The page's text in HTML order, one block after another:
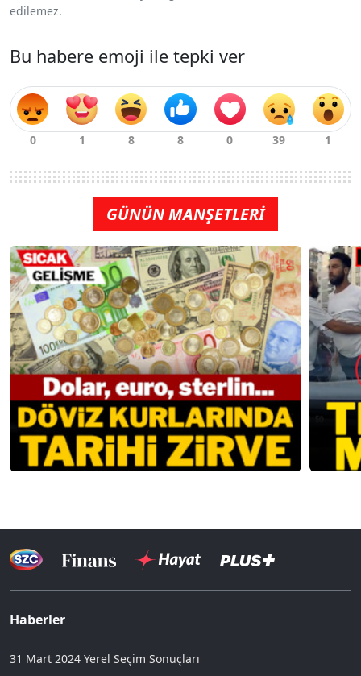
edilemez.
Bu habere emoji ile tepki ver
GÜNÜN MANŞETLERİ
Haberler
31 Mart 2024 Yerel Seçim Sonuçları